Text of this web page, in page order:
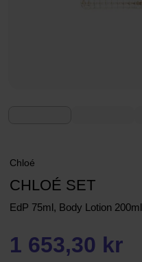
Chloé
CHLOÉ SET
EdP 75ml, Body Lotion 200ml
1 653,30 kr